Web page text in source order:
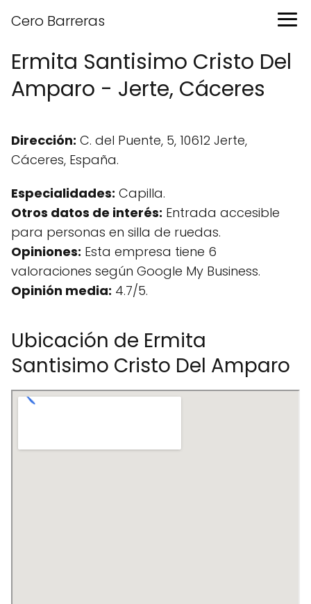
Cero Barreras
Ermita Santisimo Cristo Del
Amparo - Jerte, Cáceres
Dirección: C. del Puente, 5, 10612 Jerte,
Cáceres, España.
Especialidades: Capilla.
Otros datos de interés: Entrada accesible
para personas en silla de ruedas.
Opiniones: Esta empresa tiene 6
valoraciones según Google My Business.
Opinión media: 4.7/5.
Ubicación de Ermita
Santisimo Cristo Del Amparo